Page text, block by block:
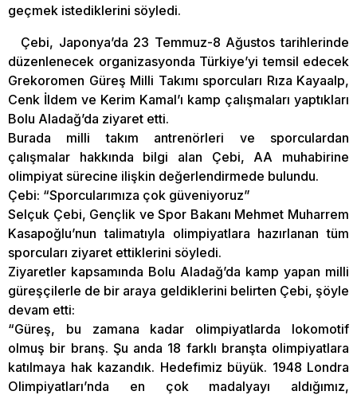
geçmek istediklerini söyledi.
Çebi, Japonya’da 23 Temmuz-8 Ağustos tarihlerinde
düzenlenecek organizasyonda Türkiye’yi temsil edecek
Grekoromen Güreş Milli Takımı sporcuları Rıza Kayaalp,
Cenk İldem ve Kerim Kamal’ı kamp çalışmaları yaptıkları
Bolu Aladağ’da ziyaret etti.
Burada milli takım antrenörleri ve sporculardan
çalışmalar hakkında bilgi alan Çebi, AA muhabirine
olimpiyat sürecine ilişkin değerlendirmede bulundu.
Çebi: “Sporcularımıza çok güveniyoruz”
Selçuk Çebi, Gençlik ve Spor Bakanı Mehmet Muharrem
Kasapoğlu’nun talimatıyla olimpiyatlara hazırlanan tüm
sporcuları ziyaret ettiklerini söyledi.
Ziyaretler kapsamında Bolu Aladağ’da kamp yapan milli
güreşçilerle de bir araya geldiklerini belirten Çebi, şöyle
devam etti:
“Güreş, bu zamana kadar olimpiyatlarda lokomotif
olmuş bir branş. Şu anda 18 farklı branşta olimpiyatlara
katılmaya hak kazandık. Hedefimiz büyük. 1948 Londra
Olimpiyatları’nda en çok madalyayı aldığımız,